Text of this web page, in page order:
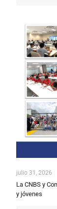
julio 31, 2026
La CNBS y
y jóvenes